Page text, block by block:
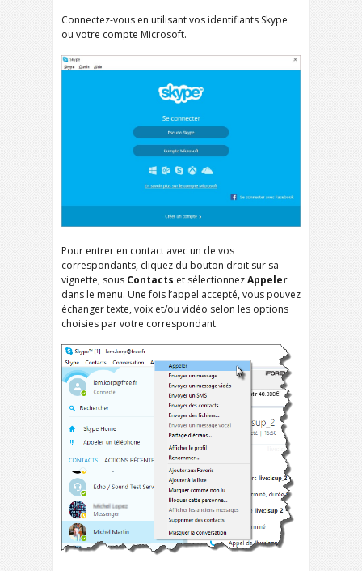
Connectez-vous en utilisant vos identifiants Skype
ou votre compte Microsoft.
Pour entrer en contact avec un de vos
correspondants, cliquez du bouton droit sur sa
vignette, sous Contacts et sélectionnezAppeler
dans le menu. Une fois l’appel accepté, vous pouvez
échanger texte, voix et/ou vidéo selon les options
choisies par votre correspondant.